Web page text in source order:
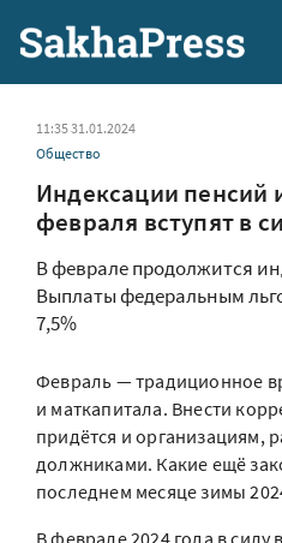
11:35 31.01.2024
Общество
Индексации пенсий
февраля вступят в
В феврале продолжится
Выплаты федеральным
7,5%
Февраль — традиционное
и маткапитала. Внести
придётся и организациям,
должниками. Какие ещё
последнем месяце зимы
В феврале 2024 года в силу